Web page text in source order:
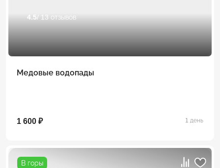
4.5/ 13 отзывов
Медовые водопады
1 600 ₽ 1 день
В горы